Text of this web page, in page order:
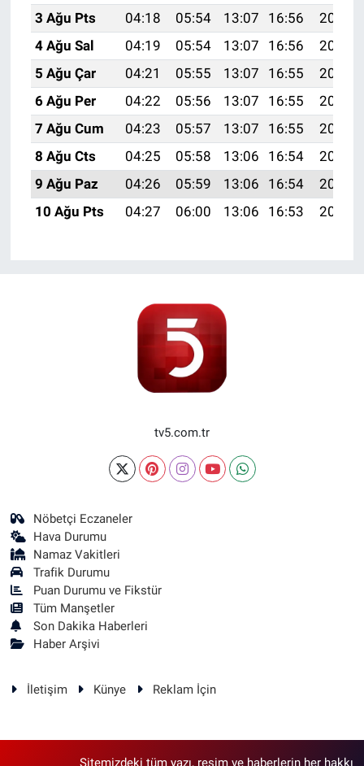
3 Ağu Pts
04:18 05:54 13:07 16:56
20:10
4 Ağu Sal
04:19 05:54 13:07 16:56
20:09
5 Ağu Çar
04:21 05:55 13:07 16:55
20:08
6 Ağu Per
04:22 05:56 13:07 16:55
20:07
7 Ağu Cum
04:23 05:57 13:07 16:55
20:06
8 Ağu Cts
04:25 05:58 13:06 16:54
20:05
9 Ağu Paz
04:26 05:59 13:06 16:54
20:04
10 Ağu Pts
04:27 06:00 13:06 16:53 20:03
tv5.com.tr
Nöbetçi Eczaneler
Hava Durumu
Namaz Vakitleri
Trafik Durumu
Puan Durumu ve Fikstür
Tüm Manşetler
Son Dakika Haberleri
Haber Arşivi
İletişim Künye Reklam İçin
Sitemizdeki tüm yazı, resim ve haberlerin her hakkı